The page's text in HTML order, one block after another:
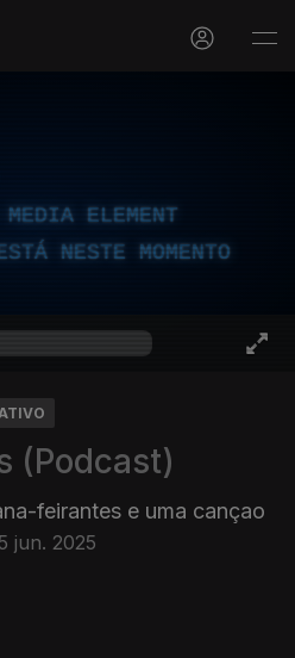
ELEMENT
NESTE MOMENTO
(Podcast)
feirantes e uma cançao
jun. 2025